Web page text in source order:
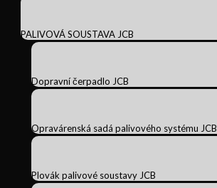
PALIVOVÁ SOUSTAVA JCB
Dopravní čerpadlo JCB
Opravárenská sadá palivového systému JCB
Plovák palivové soustavy JCB